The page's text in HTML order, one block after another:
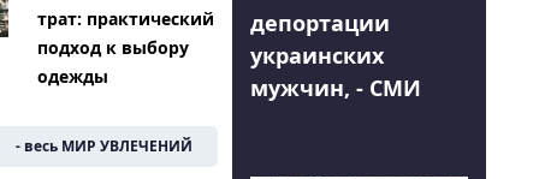
трат: практический
подход к выбору
одежды
- весь МИР УВЛЕЧЕНИЙ
депортации
украинских
мужчин, - СМИ